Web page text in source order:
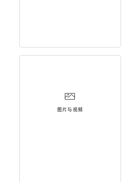
图片与视频